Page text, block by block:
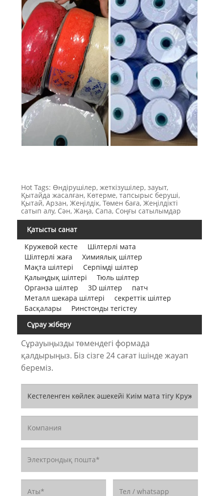
Hot Tags: Өндірушілер, жеткізушілер, зауыт,
Қытайда жасалған, Көтерме, тапсырыс беруші,
Қытай, Арзан, Жеңілдік, Төмен баға, Жеңілдікті
сатып алу, Сән, Жаңа, Сапа, Соңғы сатылымдар
Қатысты санат
Кружевой кесте
Шілтерлі мата
Шілтерлі жаға
Химиялық шілтер
Мақта шілтері
Серпімді шілтер
Қалыңдық шілтері
Тюль шілтер
Органза шілтер
3D шілтер
патч
Металл шекара шілтері
секреттік шілтер
Басқалары
Ринстонды тегістеу
Сұрау жіберу
Сұрауыңызды төмендегі формада
қалдырыңыз. Біз сізге 24 сағат ішінде жауап
береміз.